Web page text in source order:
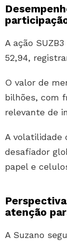
A ação
52,94,
O valor de
bilhões, com
relevante de
A volatilidade
desafiador
papel e
atenção
A Suzano